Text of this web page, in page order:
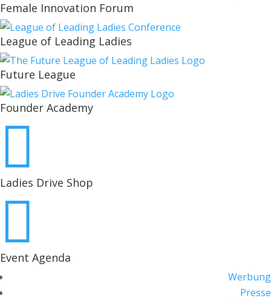
Female Innovation Forum
League of Leading Ladies
Future League
Founder Academy

Ladies Drive Shop

Event Agenda
Werbung
Presse